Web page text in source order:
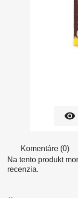
visibility
Komentáre (0)
Na tento produkt
recenzia.